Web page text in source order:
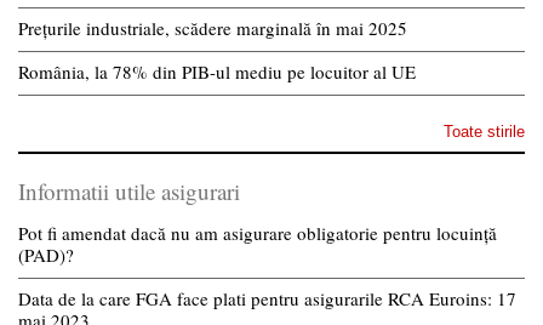
Prețurile industriale, scădere marginală în mai 2025
România, la 78% din PIB-ul mediu pe locuitor al UE
Toate stirile
Informatii utile asigurari
Pot fi amendat dacă nu am asigurare obligatorie pentru locuință
(PAD)?
Data de la care FGA face plati pentru asigurarile RCA Euroins: 17